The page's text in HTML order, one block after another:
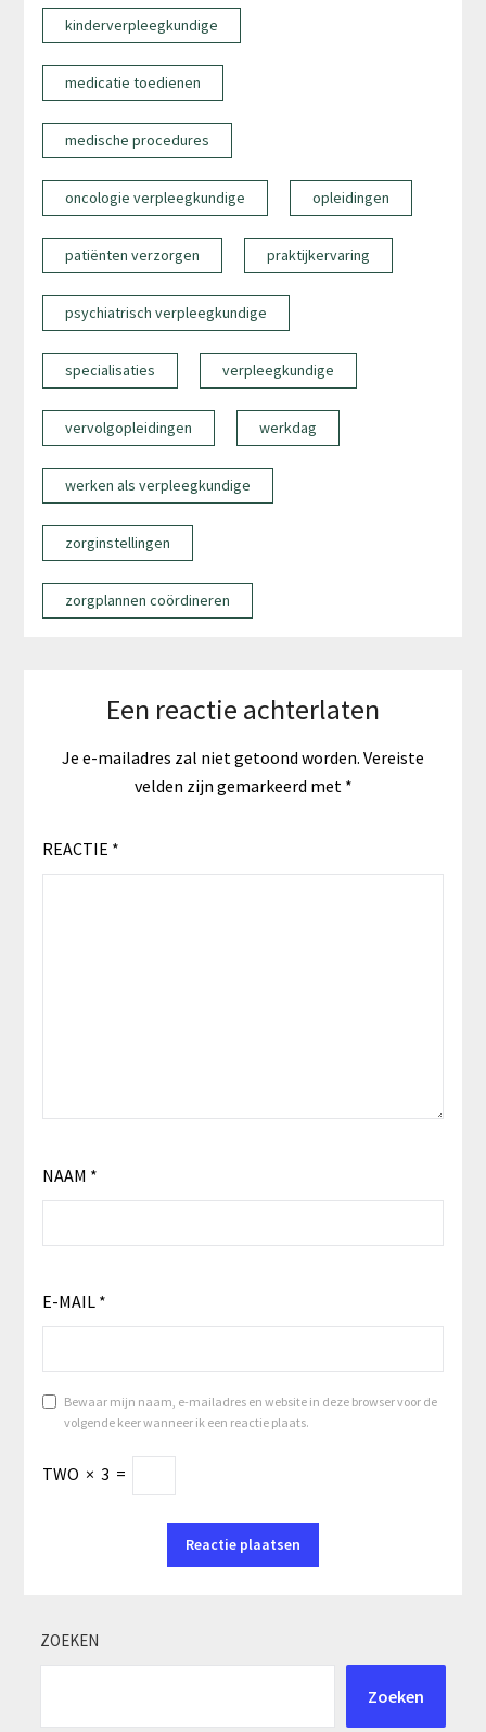
kinderverpleegkundige
medicatie toedienen
medische procedures
oncologie verpleegkundige opleidingen
patiënten verzorgen praktijkervaring
psychiatrisch verpleegkundige
specialisaties verpleegkundige
vervolgopleidingen werkdag
werken als verpleegkundige
zorginstellingen
zorgplannen coördineren
Een reactie achterlaten
Je e-mailadres zal niet getoond worden. Vereiste
velden zijn gemarkeerd met *
REACTIE *
NAAM *
E-MAIL *
Bewaar mijn naam, e-mailadres en website in deze browser voor de
volgende keer wanneer ik een reactie plaats.
TWO × 3 =
ZOEKEN
Zoeken